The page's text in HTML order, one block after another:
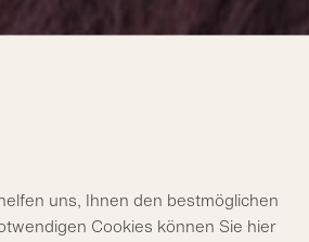
uns, Ihnen den bestmöglichen
Cookies können Sie hier